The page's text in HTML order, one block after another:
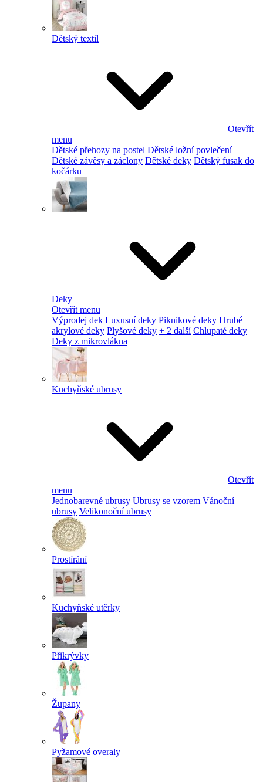
Dětský textil
Otevřít
menu
Dětské přehozy na postel Dětské ložní povlečení
Dětské závěsy a záclony Dětské deky Dětský fusak do
kočárku
Deky
Otevřít menu
Výprodej dek Luxusní deky Piknikové deky Hrubé
akrylové deky Plyšové deky + 2 další Chlupaté deky
Deky z mikrovlákna
Kuchyňské ubrusy
Otevřít
menu
Jednobarevné ubrusy Ubrusy se vzorem Vánoční
ubrusy Velikonoční ubrusy
Prostírání
Kuchyňské utěrky
Přikrývky
Župany
Pyžamové overaly